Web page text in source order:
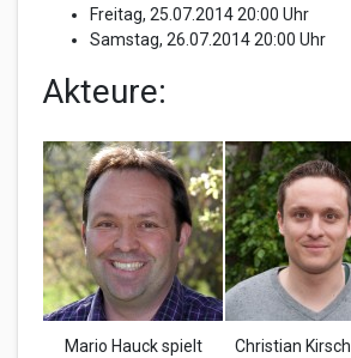
Freitag, 25.07.2014 20:00 Uhr
Samstag, 26.07.2014 20:00 Uhr
Akteure:
Mario Hauck spielt
Christian